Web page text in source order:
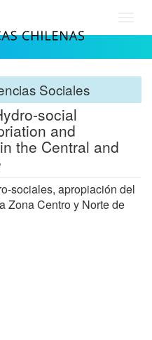
Sociales
social
and
the Central and
sociales, apropiación del
Zona Centro y Norte de